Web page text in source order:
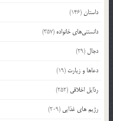
داستان (146)
دانستنی‌های خانواده (357)
دجال (29)
دعاها و زیارت (19)
رذایل اخلاقی (252)
رژیم های غذایی (209)